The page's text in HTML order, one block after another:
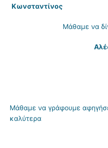
Κωνσταντίνος
Μάθαμε να
Μάθαμε να γράφουμε
καλύτερα